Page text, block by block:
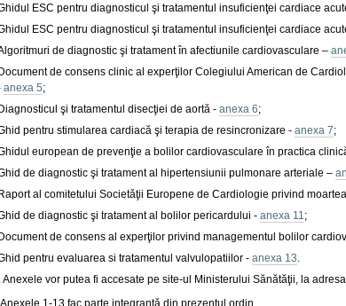
ESC pentru diagnosticul şi tratamentul insuficienţei cardiace
ESC pentru diagnosticul şi tratamentul insuficienţei cardiace
de diagnostic şi tratament în afectiunile cardiovasculare –
de consens clinic al experţilor Colegiului American de
anexa 5;
şi tratamentul disecţiei de aortă - anexa 6;
pentru stimularea cardiacă şi terapia de resincronizare - anexa 7;
european de prevenţie a bolilor cardiovasculare în practica
de diagnostic şi tratament al hipertensiunii pulmonare arteriale –
al comitetului Societǎţii Europene de Cardiologie privind
de diagnostic şi tratament al bolilor pericardului - anexa 11 ;
de consens al experţilor privind managementul bolilor
pentru evaluarea si tratamentul valvulopatiilor - anexa 13
Anexele vor putea fi accesate pe site-ul Ministerului Sănătăţii, la adresa
Anexele 1-13 fac parte integrantă din prezentul ordin.